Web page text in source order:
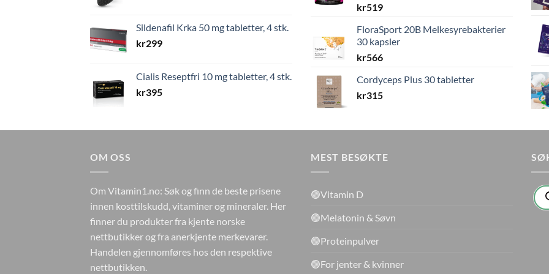
Sildenafil Krka 50 mg tabletter, 4 stk.
kr299
Cialis Reseptfri 10 mg tabletter, 4 stk.
kr395
kr519
FloraSport 20B Melkesyrebakterier
30 kapsler
kr566
Cordyceps Plus 30 tabletter
kr315
OM OSS
Om Vitamin1.no: Søk og finn de beste prisene
innen kosttilskudd, vitaminer og mineraler. Her
finner du produkter fra kjente norske
nettbutikker og fra anerkjente merkevarer.
Handelen gjennomføres hos den respektive
nettbutikken.
MEST BESØKTE
🟢Vitamin D
🟢Melatonin & Søvn
🟢Proteinpulver
🟢For jenter & kvinner